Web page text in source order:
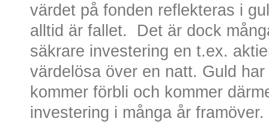
värdet på fonden reflekteras i
alltid är fallet. Det är dock
säkrare investering en t.ex.
värdelösa över en natt. Guld
kommer förbli och kommer
investering i många år framöver.